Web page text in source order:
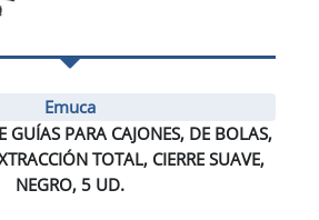
Emuca
GUÍAS PARA CAJONES, DE BOLAS,
TOTAL, CIERRE SUAVE,
NEGRO, 5 UD.